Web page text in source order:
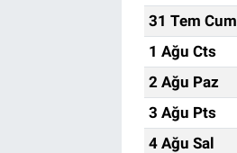
31 Tem Cum
1 Ağu Cts
2 Ağu Paz
3 Ağu Pts
4 Ağu Sal